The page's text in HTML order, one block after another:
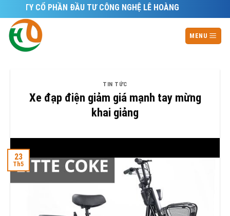
to
content
TY CỔ PHẦN ĐẦU TƯ CÔNG NGHỆ LÊ HOÀNG
MENU
TIN TỨC
Xe đạp điện giảm giá mạnh tay mừng
khai giảng
23
Th5